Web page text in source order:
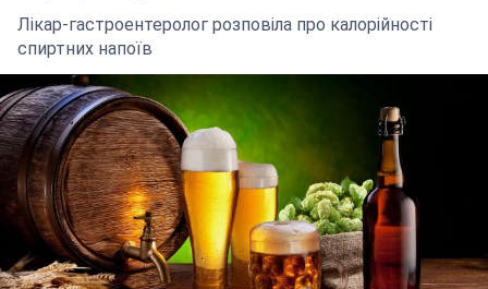
Лікар-гастроентеролог розповіла про калорійності
спиртних напоїв